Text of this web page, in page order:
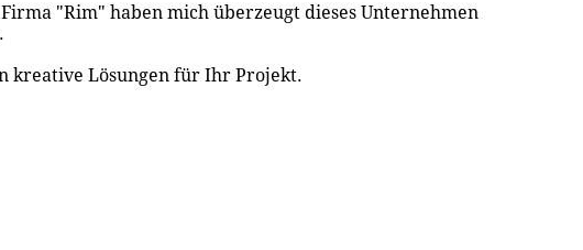
"Rim" haben mich überzeugt dieses Unternehmen
kreative Lösungen für Ihr Projekt.